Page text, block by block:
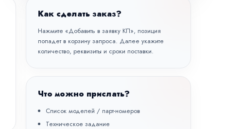
Как сделать заказ?
Нажмите «Добавить в заявку КП», позиция
попадет в корзину запроса. Далее укажите
количество, реквизиты и сроки поставки.
Что можно прислать?
Список моделей / парт-номеров
Техническое задание